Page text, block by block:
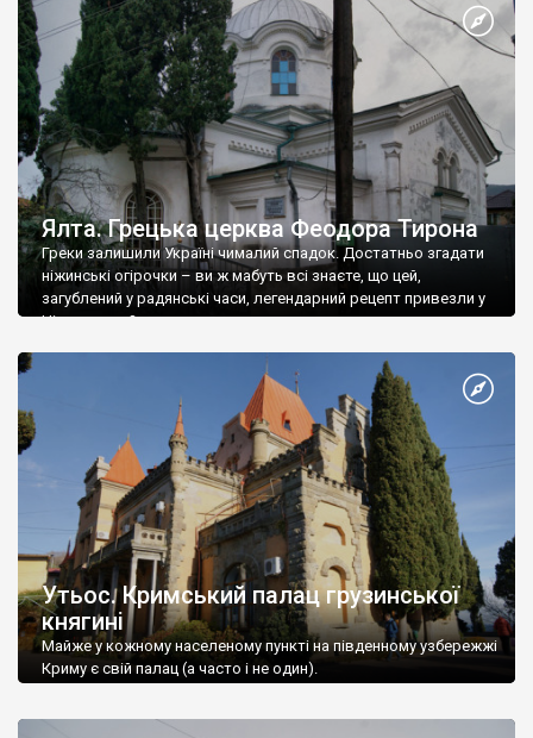
Ялта. Грецька церква Феодора Тирона
Греки залишили Україні чималий спадок. Достатньо згадати
ніжинські огірочки – ви ж мабуть всі знаєте, що цей,
загублений у радянські часи, легендарний рецепт привезли у
Ніжин греки?
Утьос. Кримський палац грузинської
княгині
Майже у кожному населеному пункті на південному узбережжі
Криму є свій палац (а часто і не один).